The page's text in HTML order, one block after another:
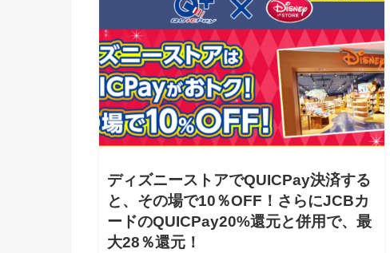
ディズニーストアでQUICPay決済する
と、その場で10％OFF！さらにJCBカ
ードのQUICPay20%還元と併用で、最
大28％還元！